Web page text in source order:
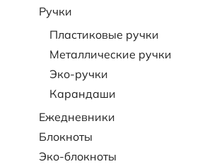
Ручки
Пластиковые ручки
Металлические ручки
Эко-ручки
Карандаши
Ежедневники
Блокноты
Эко-блокноты